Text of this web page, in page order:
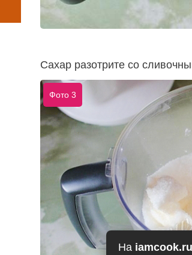
На iamcook.ru
Сахар разотрите со
Фото 3